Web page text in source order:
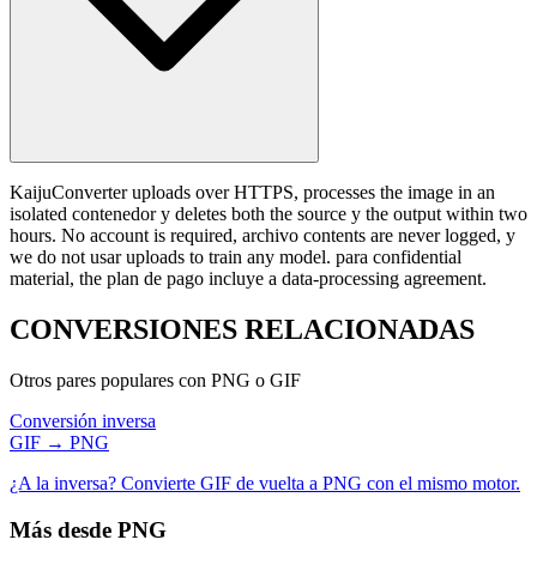
KaijuConverter uploads over HTTPS, processes the image in an
isolated contenedor y deletes both the source y the output within two
hours. No account is required, archivo contents are never logged, y
we do not usar uploads to train any model. para confidential
material, the plan de pago incluye a data-processing agreement.
CONVERSIONES RELACIONADAS
Otros pares populares con PNG o GIF
Conversión inversa
GIF → PNG
¿A la inversa? Convierte GIF de vuelta a PNG con el mismo motor.
Más desde PNG